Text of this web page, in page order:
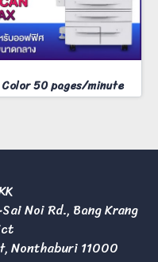
Color 50 pages/minute
Noi Rd., Bang Krang
Nonthaburi 11000